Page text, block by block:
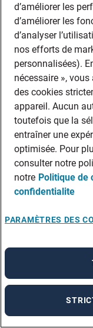
d’améliorer les
d’améliorer les
d’analyser
nos efforts de
personnalisées).
nécessaire »,
des cookies
appareil. Aucun
toutefois que la
entraîner une
optimisée. Pour
consulter notre
notre Politique de
confidentialite
PARAMÈTRES DES